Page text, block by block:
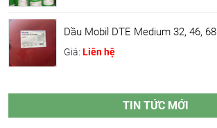
Dầu Mobil DTE Medium 32, 46, 68
Giá: Liên hệ
TIN TỨC MỚI